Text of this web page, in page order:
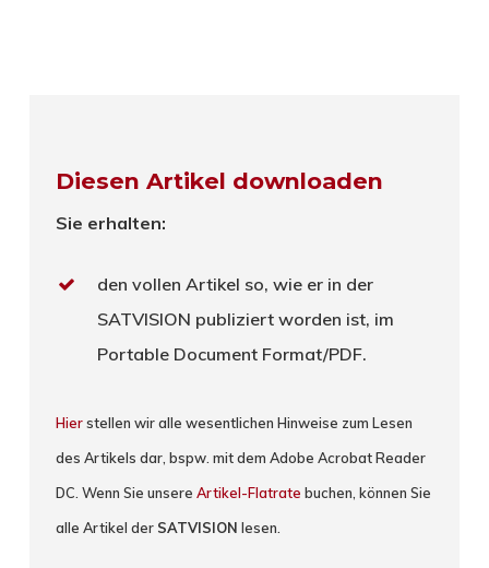
Diesen Artikel downloaden
Sie erhalten:
den vollen Artikel so, wie er in der
SATVISION publiziert worden ist, im
Portable Document Format/PDF.
Hierstellen wir alle wesentlichen Hinweise zum Lesen
des Artikels dar, bspw. mit dem Adobe Acrobat Reader
DC. Wenn Sie unsereArtikel-Flatrate buchen, können Sie
alle Artikel der SATVISION lesen.